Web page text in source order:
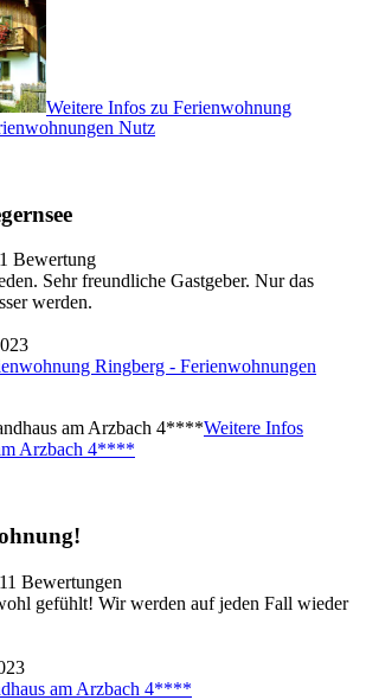
Weitere Infos zu Ferienwohnung
Nutz
1 Bewertung
Sehr freundliche Gastgeber. Nur das
werden.
Ringberg - Ferienwohnungen
Weitere Infos
Arzbach 4****
11 Bewertungen
gefühlt! Wir werden auf jeden Fall wieder
am Arzbach 4****